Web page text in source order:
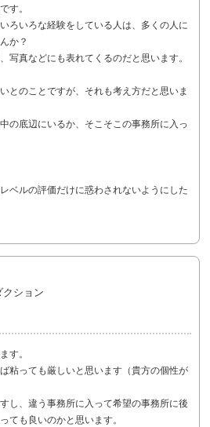
す。
ろいろな経験をしている人は、多くの人に
か？
写真などにも表れてくるのだと思います。
とのことですが、それも考え方だと思いま
の底辺にいるか、そこそこの事務所に入っ
ベルの評価だけに惑わされないようにした
クション
す。
粘っても厳しいと思います（貴方の個性が
し、違う事務所に入って希望の事務所に後
ても良いのかと思います。